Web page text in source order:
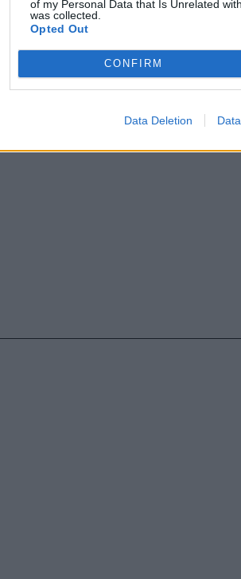
of my Personal Data that Is Unrelated
was collected.
Opted Out
CONFIRM
Data Deletion